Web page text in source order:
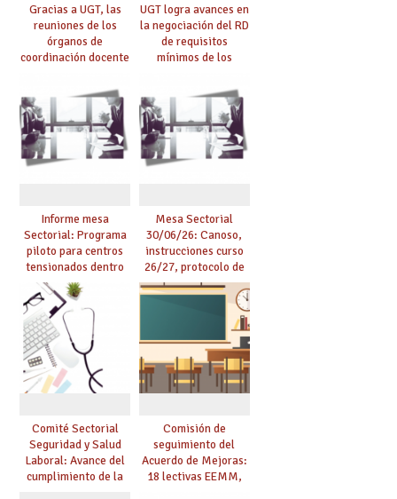
Gracias a UGT, las
reuniones de los
órganos de
coordinación docente
de manera
telemática, sin exigir
presencialidad en el
centro
UGT logra avances en
la negociación del RD
de requisitos
mínimos de los
exige al Ministerio
que los compromisos
se materialicen con
la mayor agilidad
posible
Informe mesa
Sectorial: Programa
piloto para centros
tensionados dentro
del marco del
Acuerdo de Mejoras y
evaluación del curso
25/26
Mesa Sectorial
30/06/26: Canoso,
instrucciones curso
26/27, protocolo de
agresiones.
Comité Sectorial
Seguridad y Salud
Laboral: Avance del
cumplimiento de la
Comisión de
seguimiento del
Acuerdo de Mejoras:
18 lectivas EEMM,